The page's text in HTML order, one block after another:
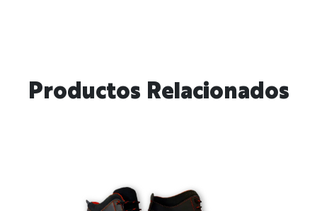
Productos Relacionados